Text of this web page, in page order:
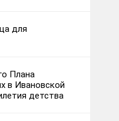
для
Плана
в Ивановской
детства